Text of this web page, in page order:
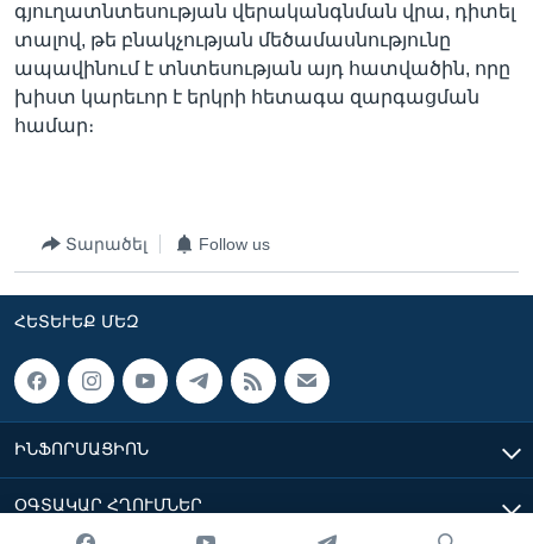
գյուղատնտեսության վերականգնման վրա, դիտել
տալով, թե բնակչության մեծամասնությունը
ապավինում է տնտեսության այդ հատվածին, որը
խիստ կարեւոր է երկրի հետագա զարգացման
համար։
Տարածել Follow us
ՀԵՏԵՒԵՔ ՄԵԶ
ԻՆՖՈՐՄԱՑԻՈՆ
ՕԳՏԱԿԱՐ ՀՂՈՒՄՆԵՐ